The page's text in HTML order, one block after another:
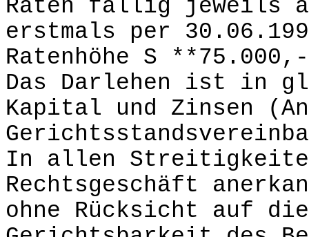
Raten fällig jeweils
erstmals per
Ratenhöhe S
Das Darlehen ist in
Kapital und Zinsen
In allen
Rechtsgeschäft
ohne Rücksicht auf